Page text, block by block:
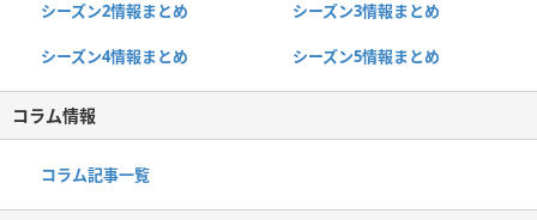
シーズン2情報まとめ シーズン3情報まとめ
シーズン4情報まとめ シーズン5情報まとめ
コラム情報
コラム記事一覧